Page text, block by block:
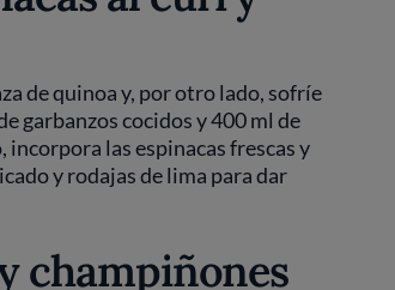
de quinoa y, por otro lado, sofríe
garbanzos cocidos y 400 ml de
incorpora las espinacas frescas y
y rodajas de lima para dar
champiñones